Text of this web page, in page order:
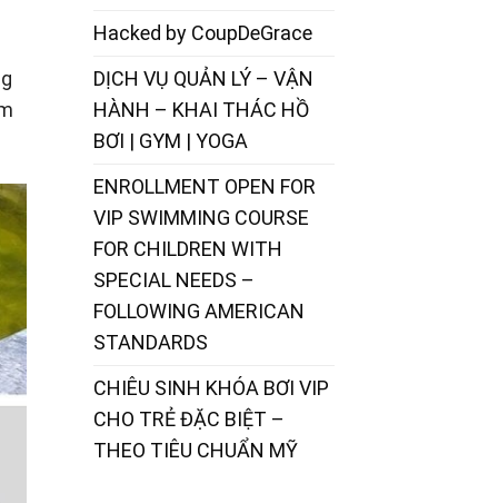
Hacked by CoupDeGrace
DỊCH VỤ QUẢN LÝ – VẬN
HÀNH – KHAI THÁC HỒ
BƠI | GYM | YOGA
ENROLLMENT OPEN FOR
VIP SWIMMING COURSE
FOR CHILDREN WITH
SPECIAL NEEDS –
FOLLOWING AMERICAN
STANDARDS
CHIÊU SINH KHÓA BƠI VIP
CHO TRẺ ĐẶC BIỆT –
THEO TIÊU CHUẨN MỸ